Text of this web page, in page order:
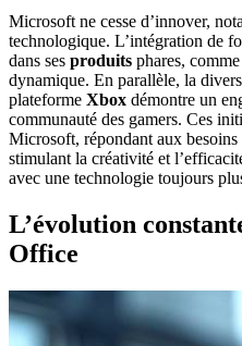
Microsoft ne cesse d’innover,
technologique. L’intégration de
dans ses produits phares, comme
dynamique. En parallèle, la
plateforme Xbox démontre un
communauté des gamers. Ces
Microsoft, répondant aux
stimulant la créativité et
avec une technologie toujours
L’évolution
Office